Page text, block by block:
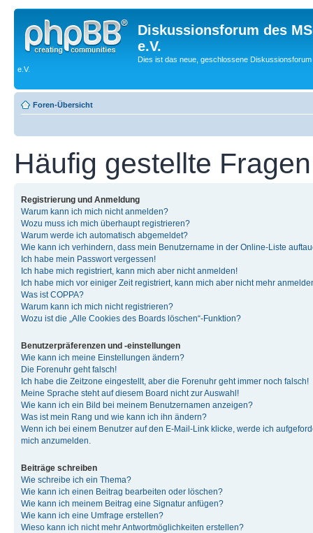
Diskussionsforum des
e.V.
Dies ist das neue, geschlossene
e.V.
Foren-Übersicht
Häufig gestellte Fragen
Registrierung und Anmeldung
Warum kann ich mich nicht anmelden?
Wozu muss ich mich überhaupt registrieren?
Warum werde ich automatisch abgemeldet?
Wie kann ich verhindern, dass mein Benutzername in der Online-Liste
Ich habe mein Passwort vergessen!
Ich habe mich registriert, kann mich aber nicht anmelden!
Ich habe mich vor einiger Zeit registriert, kann mich aber nicht mehr
Was ist COPPA?
Warum kann ich mich nicht registrieren?
Wozu ist die „Alle Cookies des Boards löschen“-Funktion?
Benutzerpräferenzen und -einstellungen
Wie kann ich meine Einstellungen ändern?
Die Forenuhr geht falsch!
Ich habe die Zeitzone eingestellt, aber die Forenuhr geht immer noch falsch!
Meine Sprache steht auf diesem Board nicht zur Auswahl!
Wie kann ich ein Bild bei meinem Benutzernamen anzeigen?
Was ist mein Rang und wie kann ich ihn ändern?
Wenn ich bei einem Benutzer auf den E-Mail-Link klicke, werde ich
mich anzumelden.
Beiträge schreiben
Wie schreibe ich ein Thema?
Wie kann ich einen Beitrag bearbeiten oder löschen?
Wie kann ich meinem Beitrag eine Signatur anfügen?
Wie kann ich eine Umfrage erstellen?
Wieso kann ich nicht mehr Antwortmöglichkeiten erstellen?